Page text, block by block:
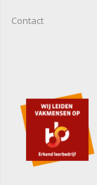
Contact